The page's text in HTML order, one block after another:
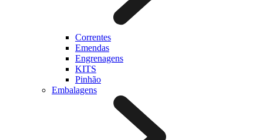
Correntes
Emendas
Engrenagens
KITS
Pinhão
Embalagens